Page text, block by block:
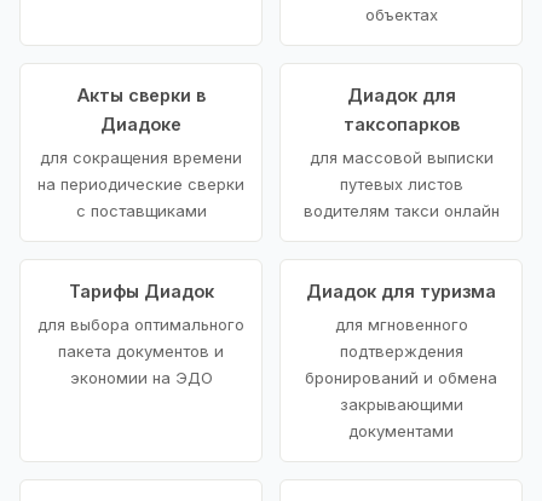
объектах
Акты сверки в
Диадоке
для сокращения времени
на периодические сверки
с поставщиками
Диадок для
таксопарков
для массовой выписки
путевых листов
водителям такси онлайн
Тарифы Диадок
для выбора оптимального
пакета документов и
экономии на ЭДО
Диадок для туризма
для мгновенного
подтверждения
бронирований и обмена
закрывающими
документами